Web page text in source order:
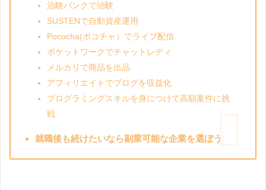
治験バンクで治験
SUSTENで自動資産運用
Pococha(ポコチャ）でライブ配信
ポケットワークでチャットレディ
メルカリで商品を出品
アフィリエイトでブログを収益化
プログラミングスキルを身につけて高額案件に挑
戦
就職後も続けたいなら副業可能な企業を選ぼう